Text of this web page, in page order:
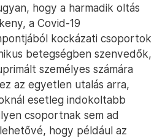
hogy a harmadik oltás
a Covid-19
kockázati csoportok
betegségben szenvedők,
személyes számára
az egyetlen utalás arra,
esetleg indokoltabb
csoportnak sem ad
hogy például az